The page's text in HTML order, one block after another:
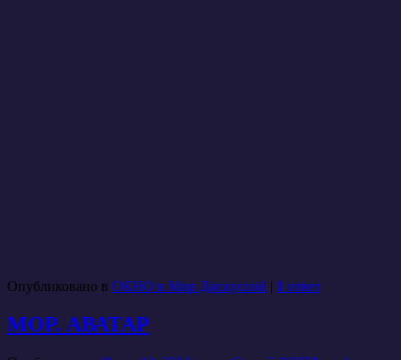
Опубликовано в ОКНО в Мир Дискуссий | 1 ответ
МОР. АВАТАР